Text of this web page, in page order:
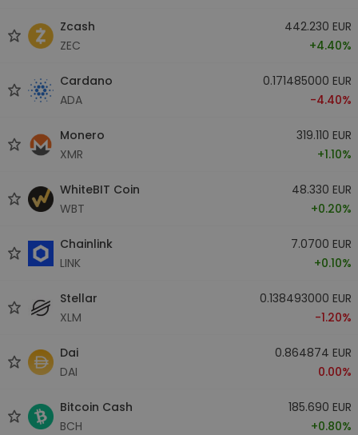
Zcash
ZEC
442.230 EUR
+4.40%
Cardano
ADA
0.171485000 EUR
-4.40%
Monero
XMR
319.110 EUR
+1.10%
WhiteBIT Coin
WBT
48.330 EUR
+0.20%
Chainlink
LINK
7.0700 EUR
+0.10%
Stellar
XLM
0.138493000 EUR
-1.20%
Dai
DAI
0.864874 EUR
0.00%
Bitcoin Cash
BCH
185.690 EUR
+0.80%